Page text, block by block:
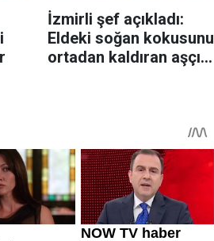
İzmirli şef açıkladı:
Eldeki soğan kokusunu
ortadan kaldıran aşçı